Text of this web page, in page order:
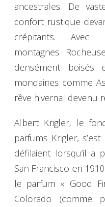
ancestrales. De
confort rustique
crépitants. Avec
montagnes
densément
mondaines comme
rêve hivernal devenu
Albert Krigler, le
parfums Krigler,
défilaient lorsqu’il a
San Francisco en
le parfum « Good
Colorado (comme